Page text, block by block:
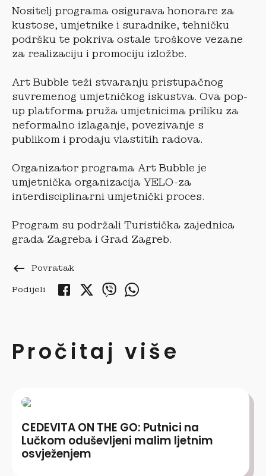
Nositelj programa osigurava honorare za
kustose, umjetnike i suradnike, tehničku
podršku te pokriva ostale troškove vezane
za realizaciju i promociju izložbe.
Art Bubble teži stvaranju pristupačnog
suvremenog umjetničkog iskustva. Ova pop-
up platforma pruža umjetnicima priliku za
neformalno izlaganje, povezivanje s
publikom i prodaju vlastitih radova.
Organizator programa Art Bubble je
umjetnička organizacija YELO-za
interdisciplinarni umjetnički proces.
Program su podržali Turistička zajednica
grada Zagreba i Grad Zagreb.
keyboard_backspace Povratak
Podijeli
Pročitaj više
CEDEVITA ON THE GO: Putnici na
Lučkom oduševljeni malim ljetnim
osvježenjem